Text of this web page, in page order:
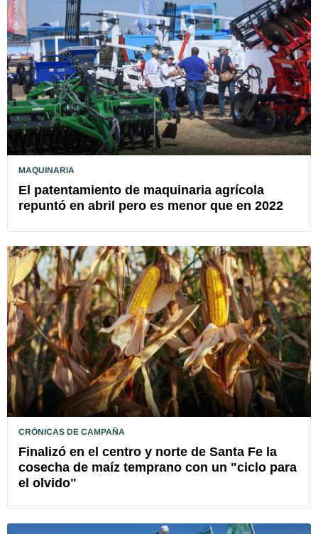
MAQUINARIA
El patentamiento de maquinaria agrícola
repuntó en abril pero es menor que en 2022
CRÓNICAS DE CAMPAÑA
Finalizó en el centro y norte de Santa Fe la
cosecha de maíz temprano con un "ciclo para
el olvido"